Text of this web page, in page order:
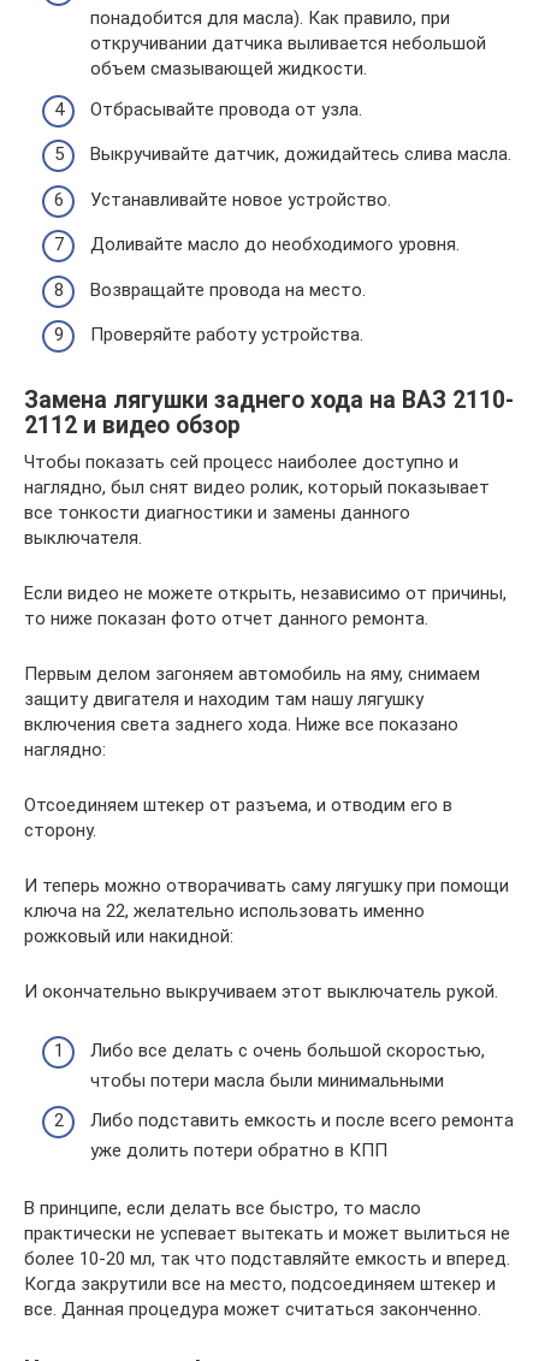
понадобится для масла). Как правило, при
откручивании датчика выливается небольшой
объем смазывающей жидкости.
Отбрасывайте провода от узла.
Выкручивайте датчик, дожидайтесь слива масла.
Устанавливайте новое устройство.
Доливайте масло до необходимого уровня.
Возвращайте провода на место.
Проверяйте работу устройства.
Замена лягушки заднего хода на ВАЗ 2110-
2112 и видео обзор
Чтобы показать сей процесс наиболее доступно и
наглядно, был снят видео ролик, который показывает
все тонкости диагностики и замены данного
выключателя.
Если видео не можете открыть, независимо от причины,
то ниже показан фото отчет данного ремонта.
Первым делом загоняем автомобиль на яму, снимаем
защиту двигателя и находим там нашу лягушку
включения света заднего хода. Ниже все показано
наглядно:
Отсоединяем штекер от разъема, и отводим его в
сторону.
И теперь можно отворачивать саму лягушку при помощи
ключа на 22, желательно использовать именно
рожковый или накидной:
И окончательно выкручиваем этот выключатель рукой.
Либо все делать с очень большой скоростью,
чтобы потери масла были минимальными
Либо подставить емкость и после всего ремонта
уже долить потери обратно в КПП
В принципе, если делать все быстро, то масло
практически не успевает вытекать и может вылиться не
более 10-20 мл, так что подставляйте емкость и вперед.
Когда закрутили все на место, подсоединяем штекер и
все. Данная процедура может считаться законченно.